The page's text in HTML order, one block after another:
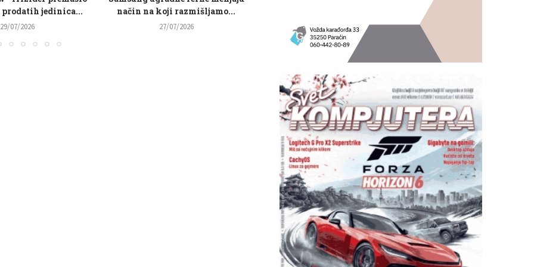
razmišljamo...
27/07/2026
u naočare za svakodnevnu...
23/07/2026